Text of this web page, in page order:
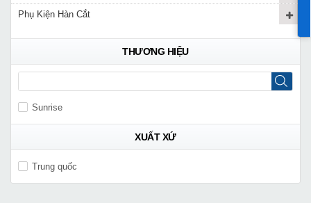
Phụ Kiện Hàn Cắt
THƯƠNG HIỆU
Sunrise
XUẤT XỨ
Trung quốc